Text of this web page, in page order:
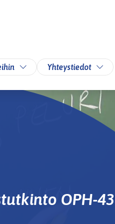
Vaihda alasvetovalikkoa
Yhteystiedot
OPH-